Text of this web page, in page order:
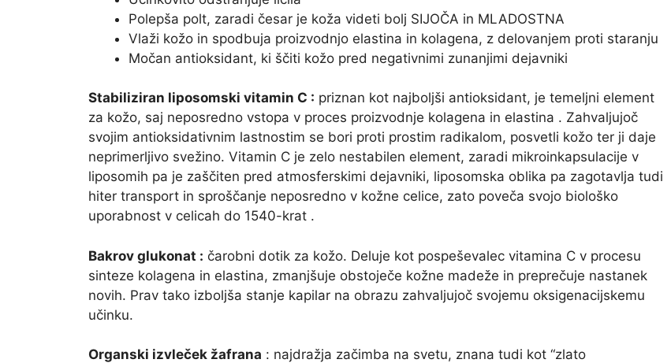
Polepša polt, zaradi česar je koža videti bolj SIJOČA in MLADOSTNA
Vlaži kožo in spodbuja proizvodnjo elastina in kolagena, z delovanjem proti staranju
Močan antioksidant, ki ščiti kožo pred negativnimi zunanjimi dejavniki
Stabiliziran liposomski vitamin C : priznan kot najboljši antioksidant, je temeljni element
za kožo, saj neposredno vstopa v proces proizvodnje kolagena in elastina . Zahvaljujoč
svojim antioksidativnim lastnostim se bori proti prostim radikalom, posvetli kožo ter ji daje
neprimerljivo svežino. Vitamin C je zelo nestabilen element, zaradi mikroinkapsulacije v
liposomih pa je zaščiten pred atmosferskimi dejavniki, liposomska oblika pa zagotavlja tudi
hiter transport in sproščanje neposredno v kožne celice, zato poveča svojo biološko
uporabnost v celicah do 1540-krat .
Bakrov glukonat : čarobni dotik za kožo. Deluje kot pospeševalec vitamina C v procesu
sinteze kolagena in elastina, zmanjšuje obstoječe kožne madeže in preprečuje nastanek
novih. Prav tako izboljša stanje kapilar na obrazu zahvaljujoč svojemu oksigenacijskemu
učinku.
Organski izvleček žafrana : najdražja začimba na svetu, znana tudi kot “zlato